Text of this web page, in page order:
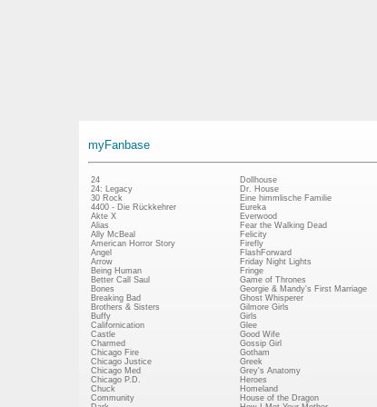
myFanbase
24
24: Legacy
30 Rock
4400 - Die Rückkehrer
Akte X
Alias
Ally McBeal
American Horror Story
Angel
Arrow
Being Human
Better Call Saul
Bones
Breaking Bad
Brothers & Sisters
Buffy
Californication
Castle
Charmed
Chicago Fire
Chicago Justice
Chicago Med
Chicago P.D.
Chuck
Community
Dollhouse
Dr. House
Eine himmlische Familie
Eureka
Everwood
Fear the Walking Dead
Felicity
Firefly
FlashForward
Friday Night Lights
Fringe
Game of Thrones
Georgie & Mandy's First Marriage
Ghost Whisperer
Gilmore Girls
Girls
Glee
Good Wife
Gossip Girl
Gotham
Greek
Grey's Anatomy
Heroes
Homeland
House of the Dragon